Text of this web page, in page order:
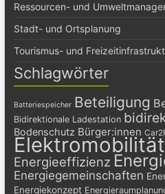
Ressourcen- und
Stadt- und Ortsplanung
Tourismus- und
Schlagwörter
Batteriespeicher Beteiligung
Bidirektionale Ladestation
Bodenschutz Bürger:innen
Elektromobilität
Energieeffizienz
Energiegemeinschaften
Energiekonzept